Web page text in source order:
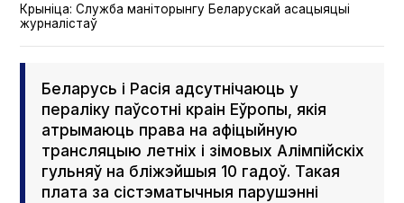
Крыніца: Служба маніторынгу Беларускай асацыяцыі
журналістаў
Беларусь і Расія адсутнічаюць у
пераліку паўсотні краін Еўропы, якія
атрымаюць права на афіцыйную
трансляцыю летніх і зімовых Алімпійскіх
гульняў на бліжэйшыя 10 гадоў. Такая
плата за сістэматычныя парушэнні